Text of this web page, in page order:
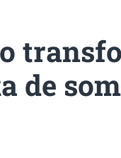
de